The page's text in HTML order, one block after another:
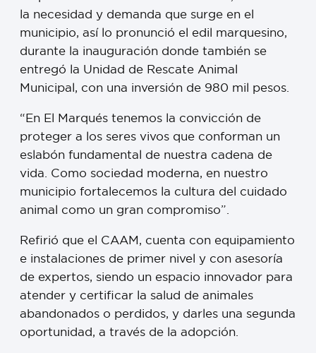
la necesidad y demanda que surge en el
municipio, así lo pronunció el edil marquesino,
durante la inauguración donde también se
entregó la Unidad de Rescate Animal
Municipal, con una inversión de 980 mil pesos.
“En El Marqués tenemos la convicción de
proteger a los seres vivos que conforman un
eslabón fundamental de nuestra cadena de
vida. Como sociedad moderna, en nuestro
municipio fortalecemos la cultura del cuidado
animal como un gran compromiso”.
Refirió que el CAAM, cuenta con equipamiento
e instalaciones de primer nivel y con asesoría
de expertos, siendo un espacio innovador para
atender y certificar la salud de animales
abandonados o perdidos, y darles una segunda
oportunidad, a través de la adopción.